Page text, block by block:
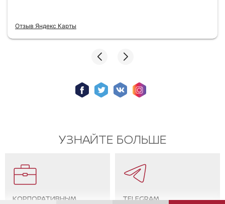
Отзыв Яндекс Карты
УЗНАЙТЕ БОЛЬШЕ
КОРПОРАТИВНЫМ
TELEGRAM